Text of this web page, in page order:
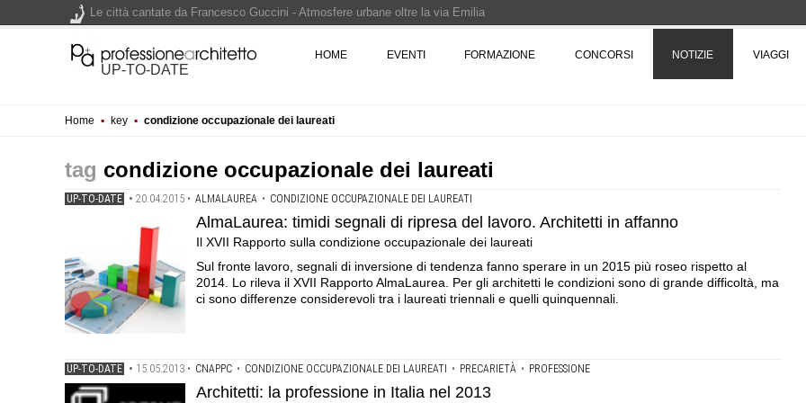
UP-TO-DATE
HOME EVENTI FORMAZIONE CONCORSI NOTIZIE VIAGGI
Home ▪ key ▪ condizione occupazionale dei laureati
condizione occupazionale dei laureati
UP-TO-DATE • 20.04.2015 • ALMALAUREA • CONDIZIONE OCCUPAZIONALE DEI LAUREATI
AlmaLaurea: timidi segnali di ripresa del lavoro. Architetti in affanno
Il XVII Rapporto sulla condizione occupazionale dei laureati
Sul fronte lavoro, segnali di inversione di tendenza fanno sperare in un 2015 più roseo rispetto al
2014. Lo rileva il XVII Rapporto AlmaLaurea. Per gli architetti le condizioni sono di grande difficoltà, ma
ci sono differenze considerevoli tra i laureati triennali e quelli quinquennali.
UP-TO-DATE • 15.05.2013 • CNAPPC • CONDIZIONE OCCUPAZIONALE DEI LAUREATI • PRECARIETÀ • PROFESSIONE
Architetti: la professione in Italia nel 2013
Le città cantate da Francesco Guccini - Atmosfere urbane oltre la via Emilia
200 manifesti per i 200 anni di Carlo Collodi, creatore di Pinocchio - Call di grafica promossa dal Museo MAGMA per la realizzazione di